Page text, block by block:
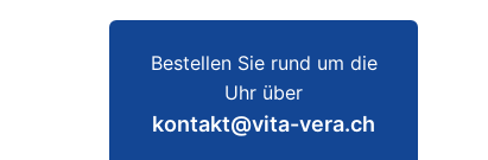
Bestellen Sie rund um die
Uhr über
kontakt@vita-vera.ch